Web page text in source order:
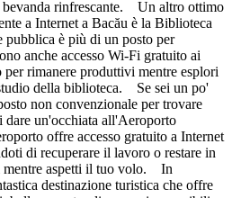
bevanda rinfrescante. Un altro ottimo
a Internet a Bacău è la Biblioteca
pubblica è più di un posto per
anche accesso Wi-Fi gratuito ai
rimanere produttivi mentre esplori
della biblioteca. Se sei un po'
non convenzionale per trovare
un'occhiata all'Aeroporto
offre accesso gratuito a Internet
di recuperare il lavoro o restare in
mentre aspetti il tuo volo. In
destinazione turistica che offre